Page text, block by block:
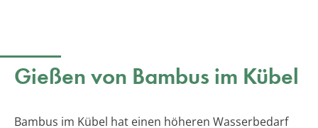
Gießen von Bambus im Kübel
Bambus im Kübel hat einen höheren Wasserbedarf